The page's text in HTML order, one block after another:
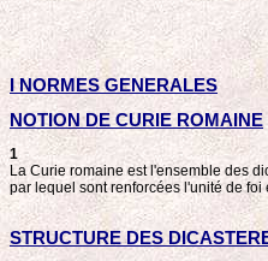
I NORMES GENERALES
NOTION DE CURIE ROMAINE
1
La Curie romaine est l'ensemble des
par lequel sont renforcées l'unité de
STRUCTURE DES